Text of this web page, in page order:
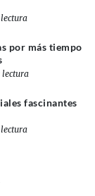
por más tiempo
lectura
fascinantes